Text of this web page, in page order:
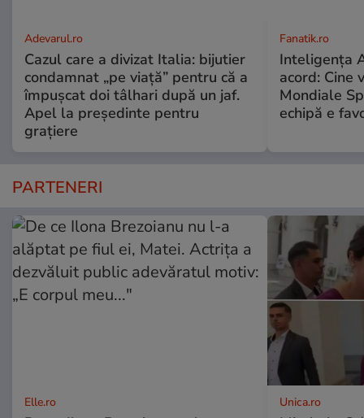
Adevarul.ro
Cazul care a divizat Italia: bijutier
condamnat „pe viață” pentru că a
împușcat doi tâlhari după un jaf.
Apel la președinte pentru
graţiere
Fanatik.ro
Inteligența
acord: Cine
Mondiale
echipă e
PARTENERI
Elle.ro Unica.ro